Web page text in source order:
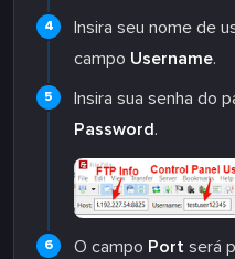
Insira seu nome de
campo Username.
Insira sua senha do
Password.
O campo Port será